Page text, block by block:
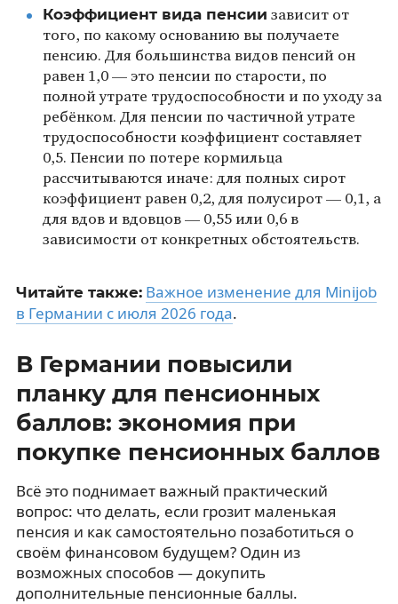
Коэффициент вида пенсии зависит от
того, по какому основанию вы получаете
пенсию. Для большинства видов пенсий он
равен 1,0 — это пенсии по старости, по
полной утрате трудоспособности и по уходу за
ребёнком. Для пенсии по частичной утрате
трудоспособности коэффициент составляет
0,5. Пенсии по потере кормильца
рассчитываются иначе: для полных сирот
коэффициент равен 0,2, для полусирот — 0,1, а
для вдов и вдовцов — 0,55 или 0,6 в
зависимости от конкретных обстоятельств.
Читайте также: Важное изменение для Minijob
в Германии с июля 2026 года.
В Германии повысили
планку для пенсионных
баллов: экономия при
покупке пенсионных баллов
Всё это поднимает важный практический
вопрос: что делать, если грозит маленькая
пенсия и как самостоятельно позаботиться о
своём финансовом будущем? Один из
возможных способов — докупить
дополнительные пенсионные баллы.